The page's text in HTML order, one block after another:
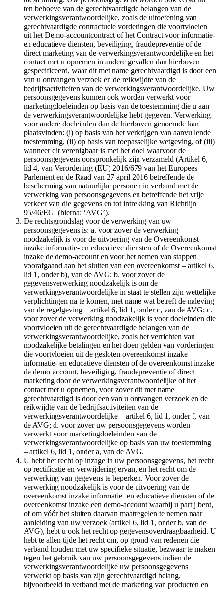
ten behoeve van de gerechtvaardigde belangen van de
verwerkingsverantwoordelijke, zoals de uitoefening van
gerechtvaardigde contractuele vorderingen die voortvloeien
uit het Demo-accountcontract of het Contract voor informatie-
en educatieve diensten, beveiliging, fraudepreventie of de
direct marketing van de verwerkingsverantwoordelijke en het
contact met u opnemen in andere gevallen dan hierboven
gespecificeerd, waar dit met name gerechtvaardigd is door een
van u ontvangen verzoek en de reikwijdte van de
bedrijfsactiviteiten van de verwerkingsverantwoordelijke. Uw
persoonsgegevens kunnen ook worden verwerkt voor
marketingdoeleinden op basis van de toestemming die u aan
de verwerkingsverantwoordelijke hebt gegeven. Verwerking
voor andere doeleinden dan de hierboven genoemde kan
plaatsvinden: (i) op basis van het verkrijgen van aanvullende
toestemming, (ii) op basis van toepasselijke wetgeving, of (iii)
wanneer dit verenigbaar is met het doel waarvoor de
persoonsgegevens oorspronkelijk zijn verzameld (Artikel 6,
lid 4, van Verordening (EU) 2016/679 van het Europees
Parlement en de Raad van 27 april 2016 betreffende de
bescherming van natuurlijke personen in verband met de
verwerking van persoonsgegevens en betreffende het vrije
verkeer van die gegevens en tot intrekking van Richtlijn
95/46/EG, (hierna: ‘AVG’).
De rechtsgrondslag voor de verwerking van uw
persoonsgegevens is: a. voor zover de verwerking
noodzakelijk is voor de uitvoering van de Overeenkomst
inzake informatie- en educatieve diensten of de Overeenkomst
inzake de demo-account en voor het nemen van stappen
voorafgaand aan het sluiten van een overeenkomst – artikel 6,
lid 1, onder b), van de AVG; b. voor zover de
gegevensverwerking noodzakelijk is om de
verwerkingsverantwoordelijke in staat te stellen zijn wettelijke
verplichtingen na te komen, met name wat betreft de naleving
van de regelgeving – artikel 6, lid 1, onder c, van de AVG; c.
voor zover de verwerking noodzakelijk is voor doeleinden die
voortvloeien uit de gerechtvaardigde belangen van de
verwerkingsverantwoordelijke, zoals het verrichten van
noodzakelijke betalingen en het doen gelden van vorderingen
die voortvloeien uit de gesloten overeenkomst inzake
informatie- en educatieve diensten of de overeenkomst inzake
de demo-account, beveiliging, fraudepreventie of direct
marketing door de verwerkingsverantwoordelijke of het
contact met u opnemen, voor zover dit met name
gerechtvaardigd is door een van u ontvangen verzoek en de
reikwijdte van de bedrijfsactiviteiten van de
verwerkingsverantwoordelijke – artikel 6, lid 1, onder f, van
de AVG; d. voor zover uw persoonsgegevens worden
verwerkt voor marketingdoeleinden van de
verwerkingsverantwoordelijke op basis van uw toestemming
– artikel 6, lid 1, onder a, van de AVG.
U hebt het recht op inzage in uw persoonsgegevens, het recht
op rectificatie en verwijdering ervan, en het recht om de
verwerking van gegevens te beperken. Voor zover de
verwerking noodzakelijk is voor de uitvoering van de
overeenkomst inzake informatie- en educatieve diensten of de
overeenkomst inzake een demo-account waarbij u partij bent,
of om vóór het sluiten daarvan maatregelen te nemen naar
aanleiding van uw verzoek (artikel 6, lid 1, onder b, van de
AVG), hebt u ook het recht op gegevensoverdraagbaarheid. U
hebt te allen tijde het recht om, op grond van redenen die
verband houden met uw specifieke situatie, bezwaar te maken
tegen het gebruik van uw persoonsgegevens indien de
verwerkingsverantwoordelijke uw persoonsgegevens
verwerkt op basis van zijn gerechtvaardigd belang,
bijvoorbeeld in verband met de marketing van producten en